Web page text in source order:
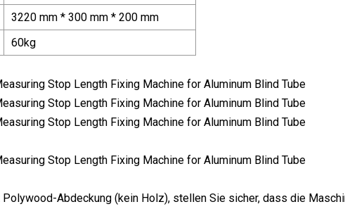
3220 mm * 300 mm * 200 mm
60kg
Polywood-Abdeckung (kein Holz), stellen Sie sicher, dass die